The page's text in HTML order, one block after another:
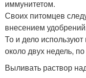
иммунитетом.
Своих питомцев
внесением
То и дело
около двух недель,
Выливать раствор